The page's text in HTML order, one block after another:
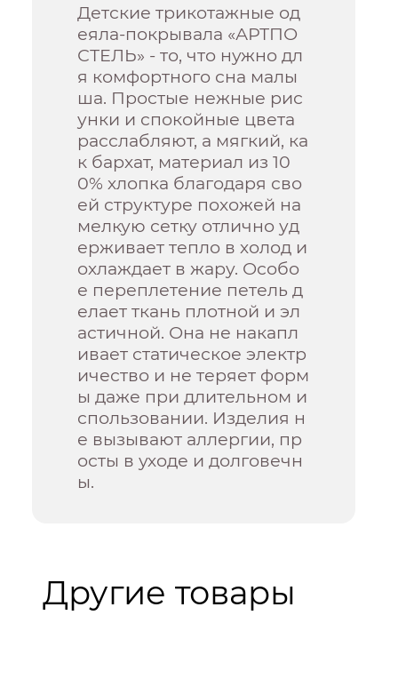
Детские трикотажные од
еяла-покрывала «АРТПО
СТЕЛЬ» - то, что нужно дл
я комфортного сна малы
ша. Простые нежные рис
унки и спокойные цвета
расслабляют, а мягкий, ка
к бархат, материал из 10
0% хлопка благодаря сво
ей структуре похожей на
мелкую сетку отлично уд
ерживает тепло в холод и
охлаждает в жару. Особо
е переплетение петель д
елает ткань плотной и эл
астичной. Она не накапл
ивает статическое электр
ичество и не теряет форм
ы даже при длительном и
спользовании. Изделия н
е вызывают аллергии, пр
осты в уходе и долговечн
ы.
Другие товары